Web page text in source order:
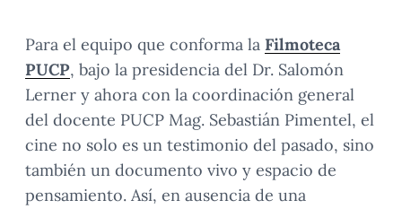
Para el equipo que conforma la Filmoteca
PUCP, bajo la presidencia del Dr. Salomón
Lerner y ahora con la coordinación general
del docente PUCP Mag. Sebastián Pimentel, el
cine no solo es un testimonio del pasado, sino
también un documento vivo y espacio de
pensamiento. Así, en ausencia de una